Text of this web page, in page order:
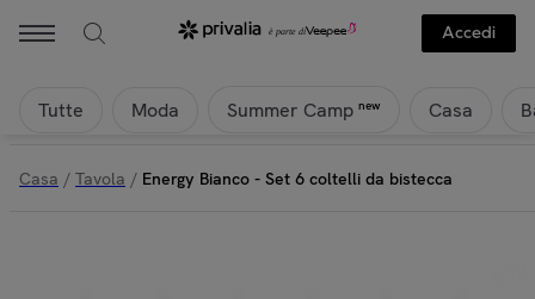
Accedi
Tutte Moda Summer Camp new Casa
Casa / Tavola / Energy Bianco - Set 6 coltelli da bistecca